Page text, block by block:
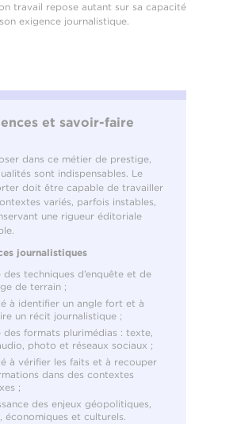
travail repose autant sur sa capacité
exigence journalistique.
et savoir-faire
dans ce métier de prestige,
sont indispensables. Le
doit être capable de travailler
variés, parfois instables,
une rigueur éditoriale
journalistiques
des techniques d’enquête et de
de terrain ;
à identifier un angle fort et à
un récit journalistique ;
des formats plurimédias : texte,
photo et réseaux sociaux ;
à vérifier les faits et à recouper
dans des contextes
;
des enjeux géopolitiques,
économiques et culturels.